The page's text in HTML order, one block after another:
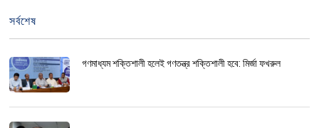
সর্বশেষ
গণমাধ্যম শক্তিশালী হলেই গণতন্ত্র শক্তিশালী হবে: মির্জা ফখরুল